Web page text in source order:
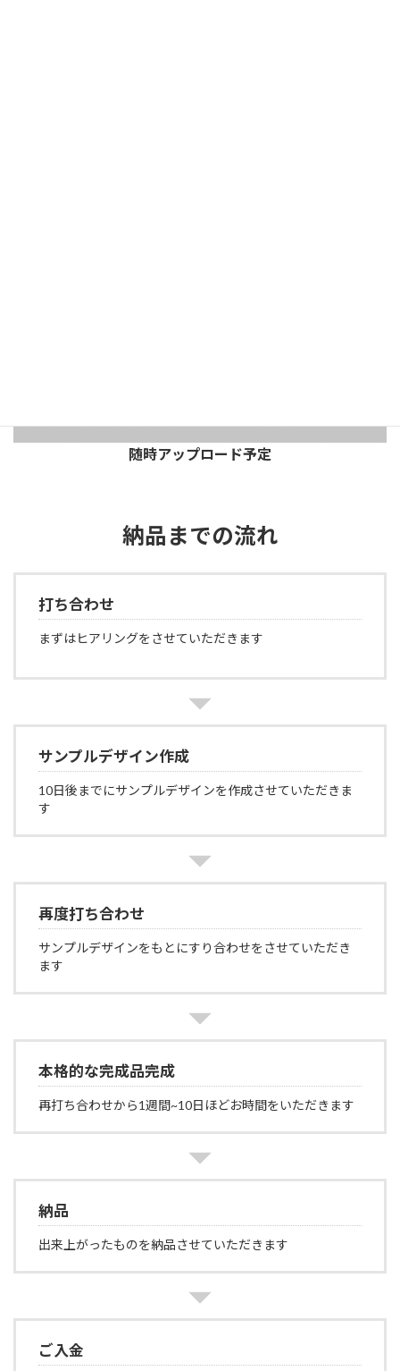
随時アップロード予定
納品までの流れ
打ち合わせ
まずはヒアリングをさせていただきます
サンプルデザイン作成
10日後までにサンプルデザインを作成させていただきま
す
再度打ち合わせ
サンプルデザインをもとにすり合わせをさせていただき
ます
本格的な完成品完成
再打ち合わせから1週間~10日ほどお時間をいただきます
納品
出来上がったものを納品させていただきます
ご入金